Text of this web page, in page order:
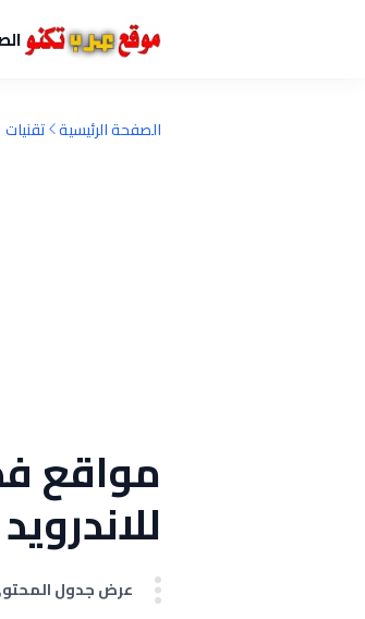
الصفحة الرئيسية تقنيات
مواقع
عرض جدول